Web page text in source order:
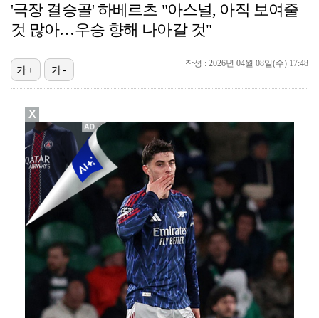
대한축구협회의 '심판 성접대'…최악의 경우 런던 올림픽…
진세연, 전속계약 종료…FA 시장 나왔다 [공식]
'1라운드 115위' 김민별, 2라운드 7타 줄이며 7…
'극장 결승골' 하베르츠 "아스널, 아직 보여줄
것 많아…우승 향해 나아갈 것"
작성 : 2026년 04월 08일(수) 17:48
가+ 가-
X